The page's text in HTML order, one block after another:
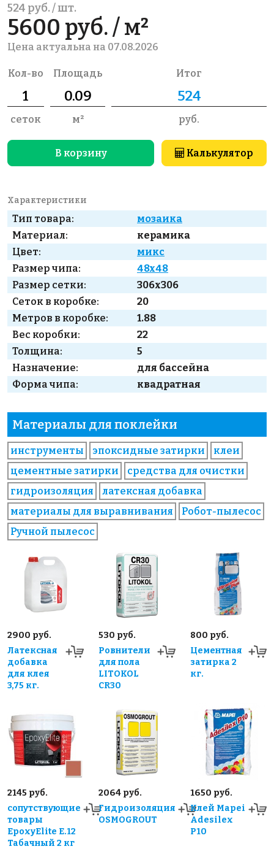
524 руб. / шт.
5600 руб. / м²
Цена актуальна на 07.08.2026
Кол-во
сеток
Площадь
м²
Итог
руб.
В корзину Калькулятор
Характеристики
Тип товара:
мозаика
Материал:
керамика
Цвет:
микс
Размер чипа:
48x48
Размер сетки:
306x306
Сеток в коробке:
20
Метров в коробке:
1.88
Вес коробки:
22
Толщина:
5
Назначение:
для бассейна
Форма чипа:
квадратная
Материалы для поклейки
инструменты эпоксидные затирки
клеи
цементные затирки
средства для очистки
гидроизоляция
латексная добавка
материалы для выравнивания
Робот-пылесос
Ручной пылесос
2900 руб.
Латексная
добавка
для клея
3,75 кг.
530 руб.
Ровнители
для пола
LITOKOL
CR30
800 руб.
Цементная
затирка 2
кг.
2145 руб.
сопутствующие
товары
EpoxyElite E.12
Табачный 2 кг
2064 руб.
Гидроизоляция
OSMOGROUT
1650 руб.
Клей Mapei
Adesilex
P10